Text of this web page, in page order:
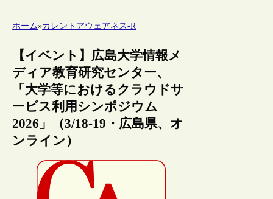
ホーム»カレントアウェアネス-R
【イベント】広島大学情報メ
ディア教育研究センター、
「大学等におけるクラウドサ
ービス利用シンポジウム
2026」（3/18-19・広島県、オ
ンライン）